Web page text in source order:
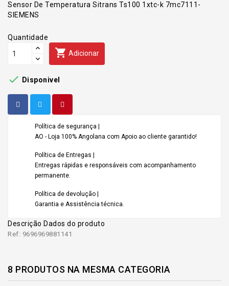
Sensor De Temperatura Sitrans Ts100 1xtc-k 7mc7111-
SIEMENS
Quantidade
 Adicionar
 Disponivel
Política de segurança |
AO - Loja 100% Angolana com Apoio ao cliente garantido!
Política de Entregas |
Entregas rápidas e responsáveis com acompanhamento
permanente.
Política de devolução |
Garantia e Assistência técnica.
Descrição Dados do produto
Ref: 9696969881141
8 PRODUTOS NA MESMA CATEGORIA